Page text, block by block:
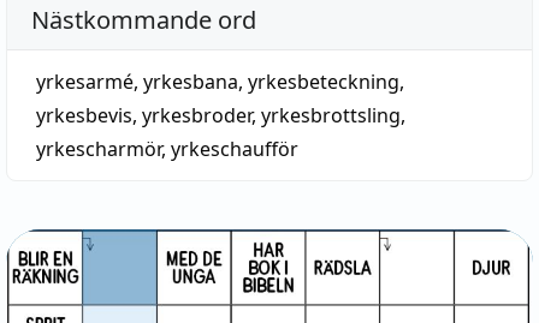
Nästkommande ord
yrkesarmé, yrkesbana, yrkesbeteckning,
yrkesbevis, yrkesbroder, yrkesbrottsling,
yrkescharmör, yrkeschaufför